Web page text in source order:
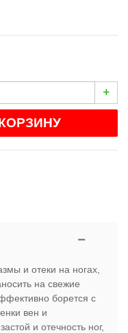
+
и отеки на ногах,
на свежие
борется с
вен и
и отечность ног,